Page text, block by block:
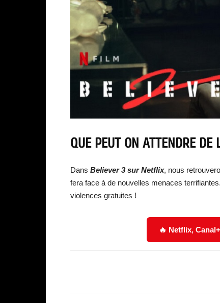
QUE PEUT ON ATTENDRE DE
Dans Believer 3 sur Netflix, nous
fera face à de nouvelles menaces
violences gratuites !
🔥 Netflix,